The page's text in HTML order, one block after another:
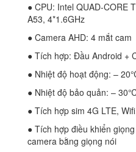
● CPU: Intel QUAD-CORE
A53, 4*1.6GHz
● Camera AHD: 4 mắt cam
● Tích hợp: Đầu Android +
● Nhiệt độ hoạt động: –
● Nhiệt độ bảo quản: –
● Tích hợp sim 4G LTE,
● Tích hợp điều khiển
camera bằng giọng nói